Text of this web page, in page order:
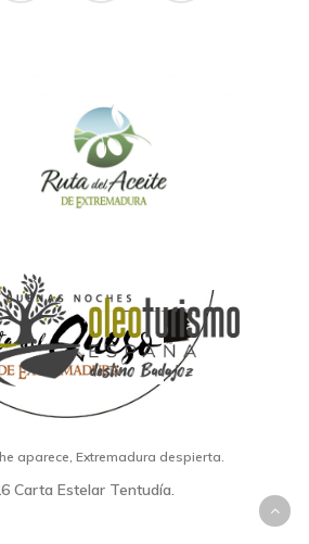
aparece, Extremadura despierta.
Carta Estelar Tentudía.